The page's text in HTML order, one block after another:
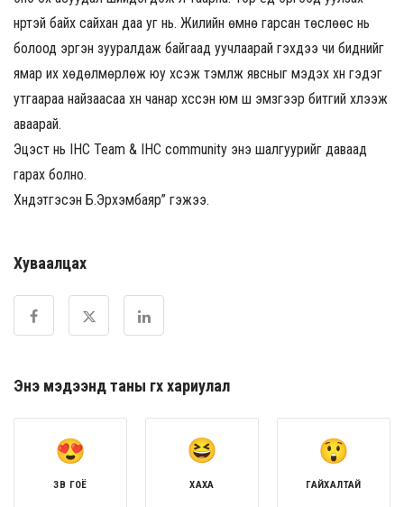
нүүртэй байх сайхан даа уг нь. Жилийн өмнө гарсан төслөөс нь
болоод эргэн зууралдаж байгаад уучлаарай гэхдээ чи биднийг
ямар их хөдөлмөрлөж юу хүсэж тэмүүлж явсныг мэдэх хүн гэдэг
утгаараа найзаасаа хүн чанар хүссэн юм шүү эмзгээр битгий хүлээж
аваарай.
Эцэст нь IHC Team & IHC community энэ шалгуурийг даваад
гарах болно.
Хүндэтгэсэн Б.Эрхэмбаяр” гэжээ.
Хуваалцах
Энэ мэдээнд таны өгөх хариулал
ЗӨВ ГОЁ ХАХА ГАЙХАЛТАЙ